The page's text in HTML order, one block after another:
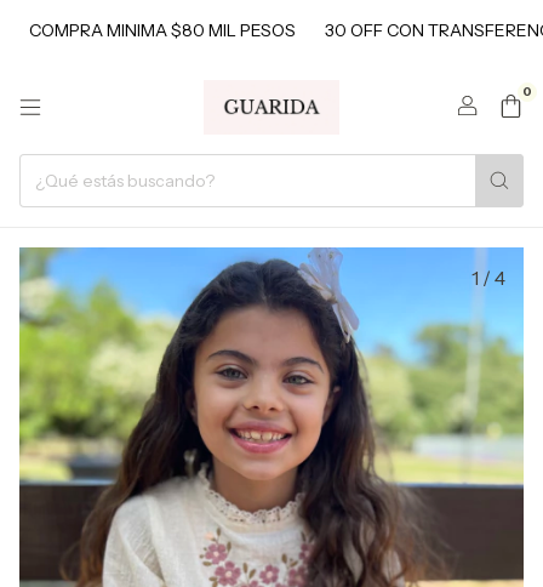
COMPRA MINIMA $80 MIL PESOS 30 OFF CON
0
1 / 4